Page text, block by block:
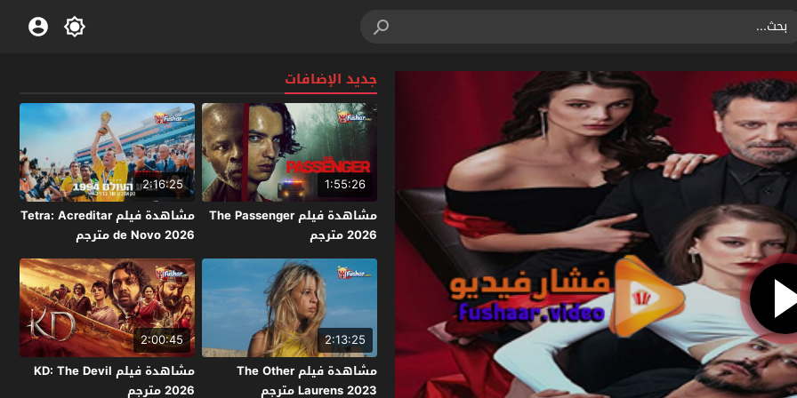
جديد الإضافات
1:55:26
مشاهدة فيلم The Passenger
2026 مترجم
2:16:25
مشاهدة فيلم Tetra: Acreditar
de Novo 2026 مترجم
2:13:25
مشاهدة فيلم The Other
Laurens 2023 مترجم
2:00:45
مشاهدة فيلم KD: The Devil
2026 مترجم